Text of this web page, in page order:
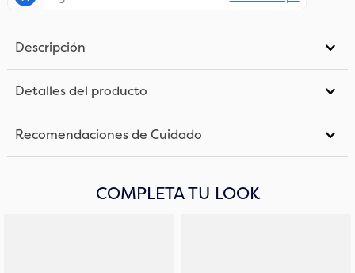
Descripción
Detalles del producto
Recomendaciones de Cuidado
COMPLETA TU LOOK